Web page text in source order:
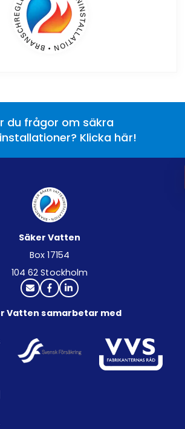
du frågor om säkra
Klicka här!
Säker Vatten
Box 17154
104 62 Stockholm
Vatten samarbetar med